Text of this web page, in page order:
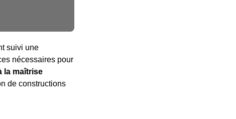
suivi une
nécessaires pour
la maîtrise
de constructions